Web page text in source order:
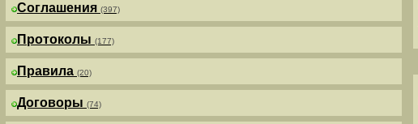
Соглашения (397)
Протоколы (177)
Правила (20)
Договоры (74)